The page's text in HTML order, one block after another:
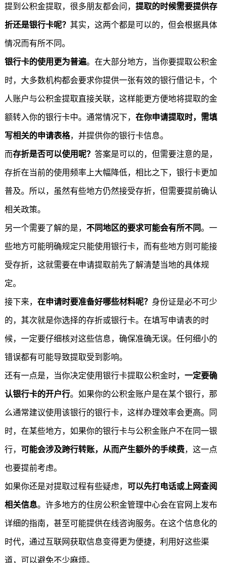
提到公积金提取，很多朋友都会问， 提取的时候需要提供存
折还是银行卡呢？ 其实，这两个都是可以的，但会根据具体
情况而有所不同。
银行卡的使用更为普遍。在大部分地方，当你要提取公积金
时，大多数机构都会要求你提供一张有效的银行借记卡，个
人账户与公积金提取直接关联，这样能更方便地将提取的金
额转入你的银行卡中。通常情况下， 在你申请提取时，需填
写相关的申请表格，并提供你的银行卡信息。
而存折是否可以使用呢？ 答案是可以的，但需要注意的是，
存折在当前的使用频率上大幅降低，相比之下，银行卡更加
普及。所以，虽然有些地方仍然接受存折，但需要提前确认
相关政策。
另一个需要了解的是， 不同地区的要求可能会有所不同。一
些地方可能明确规定只能使用银行卡，而有些地方则可能接
受存折，这就需要在申请提取前先了解清楚当地的具体规
定。
接下来， 在申请时要准备好哪些材料呢？ 身份证是必不可少
的，其次就是你选择的存折或银行卡。在填写申请表的时
候，一定要仔细核对这些信息，确保准确无误。任何细小的
错误都有可能导致提取受到影响。
还有一点是，当你决定使用银行卡提取公积金时， 一定要确
认银行卡的开户行。如果你的公积金账户是在某个银行，那
么通常建议使用该银行的银行卡，这样办理效率会更高。同
时，在某些地方，如果你的银行卡与公积金账户不在同一银
行， 可能会涉及跨行转账，从而产生额外的手续费，这一点
也要提前考虑。
如果你还是对提取过程有些疑虑， 可以先打电话或上网查阅
相关信息。许多地方的住房公积金管理中心会在官网上发布
详细的指南，甚至可能提供在线咨询服务。在这个信息化的
时代，通过互联网获取信息变得更为便捷，利用好这些渠
道，可以避免不少麻烦。